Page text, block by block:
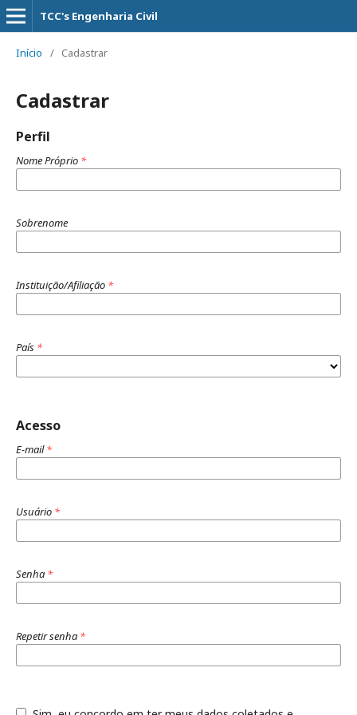
TCC's Engenharia Civil
Início / Cadastrar
Cadastrar
Perfil
Nome Próprio *
Sobrenome
Instituição/Afiliação *
País *
Acesso
E-mail*
Usuário *
Senha *
Repetir senha *